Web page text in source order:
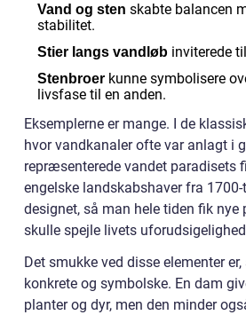
Vand og sten skabte balancen
stabilitet.
Stier langs vandløb inviterede
Stenbroer kunne symbolisere
livsfase til en anden.
Eksemplerne er mange. I de
hvor vandkanaler ofte var anlagt i
repræsenterede vandet paradisets
engelske landskabshaver fra
designet, så man hele tiden fik nye
skulle spejle livets
Det smukke ved disse elementer
konkrete og symbolske. En dam
planter og dyr, men den minder